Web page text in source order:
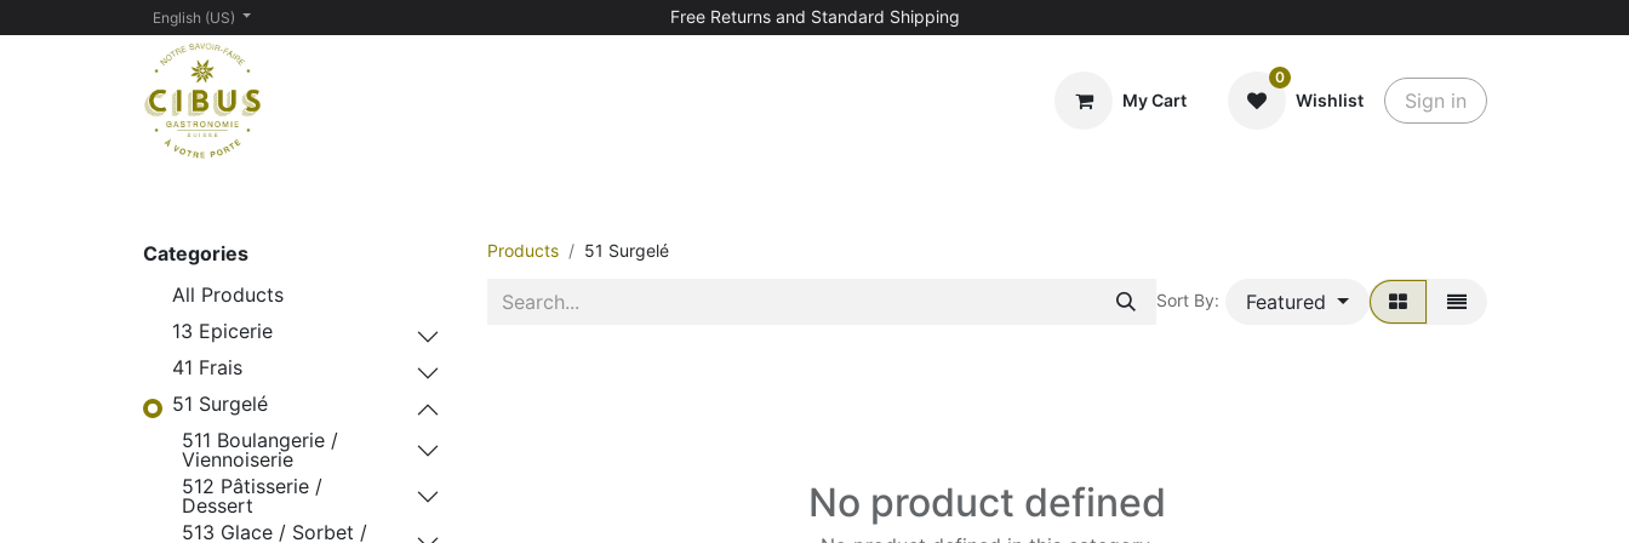
English (US) Free Returns and Standard Shipping
My Cart
0
Wishlist Sign in
Categories
All Products
13 Epicerie
41 Frais
51 Surgelé
511 Boulangerie /
Viennoiserie
512 Pâtisserie /
Dessert
513 Glace / Sorbet /
Products 51 Surgelé
Sort By: Featured
No product defined